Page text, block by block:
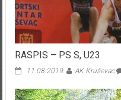
RASPIS – PS S, U23
11.08.2019. AK Kruševac